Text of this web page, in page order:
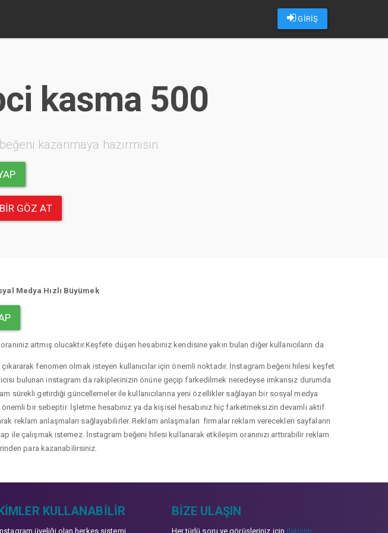
GİRİŞ
kasma 500
kazanmaya hazırmısın
GÖZ AT
Medya Hızlı Büyümek
artmış olucaktır.Keşfete düşen hesabınız kendisine yakın bulan diğer kullanıcıların da
fenomen olmak isteyen kullanıcılar için önemli noktadır. İnstagram beğeni hilesi keşfet
bulunan instagram da rakiplerinizin önüne geçip farkedilmek neredeyse imkansız durumda
getirdiği güncellemeler ile kullanıcılarına yeni özellikler sağlayan bir sosyal medya
bir sebeptir. İşletme hesabınız ya da kişisel hesabınız hiç farketmeksizin devamlı aktif
anlaşmaları sağlayabilirler. Reklam anlaşmaları firmalar reklam verecekleri sayfaların
ile çalışmak istemez. İnstagram beğeni hilesi kullanarak etkileşim oranınızı arttırabilir reklam
para kazanabilirsiniz.
KULLANABILIR
üyeliği olan herkes sistemi
BIZE ULAŞIN
Her türlü soru ve görüşleriniz için İletişim